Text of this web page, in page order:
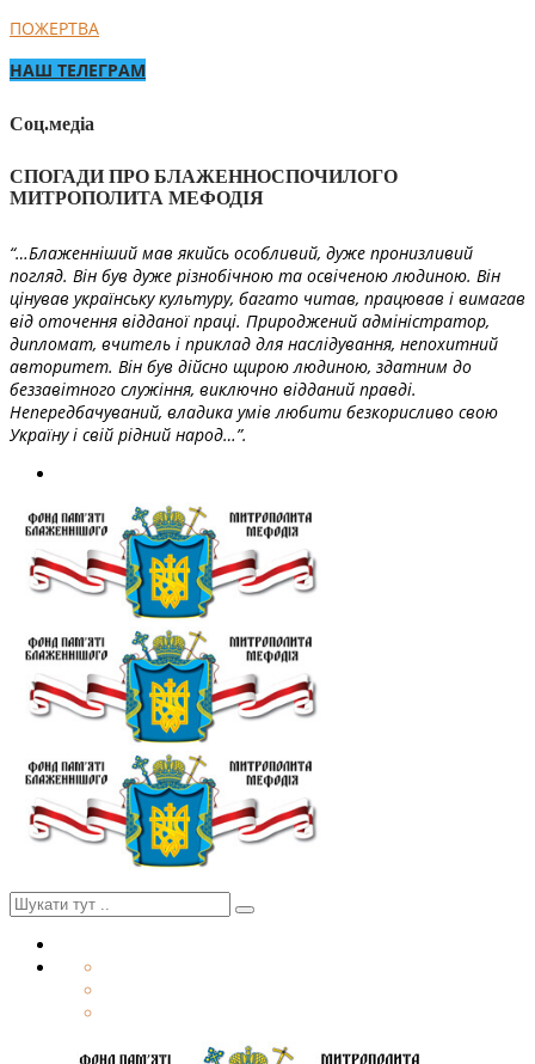
ПОЖЕРТВА
НАШ ТЕЛЕГРАМ
Соц.медіа
СПОГАДИ ПРО БЛАЖЕННОСПОЧИЛОГО
МИТРОПОЛИТА МЕФОДІЯ
“…Блаженніший мав якийсь особливий, дуже пронизливий
погляд. Він був дуже різнобічною та освіченою людиною. Він
цінував українську культуру, багато читав, працював і вимагав
від оточення відданої праці. Природжений адміністратор,
дипломат, вчитель і приклад для наслідування, непохитний
авторитет. Він був дійсно щирою людиною, здатним до
беззавітного служіння, виключно відданий правді.
Непередбачуваний, владика умів любити безкорисливо свою
Україну і свій рідний народ…”.